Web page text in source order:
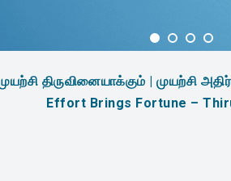
திருவினையாக்கும் | முயற்சி
Effort Brings Fortune –